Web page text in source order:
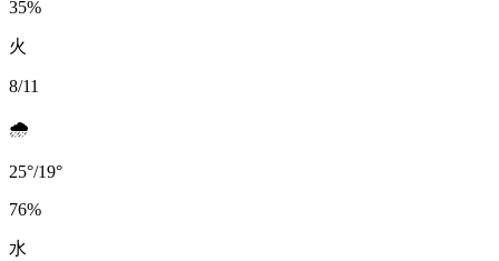
35%
火
8/11
🌧️
25°/19°
76%
水